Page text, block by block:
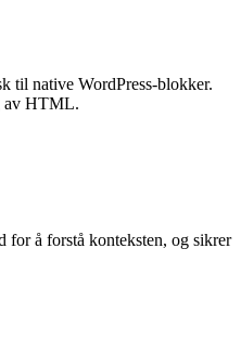
til native WordPress-blokker.
av HTML.
for å forstå konteksten, og sikrer